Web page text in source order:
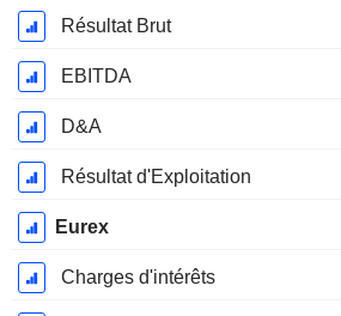
Résultat Brut
EBITDA
D&A
Résultat d'Exploitation
Eurex
Charges d'intérêts